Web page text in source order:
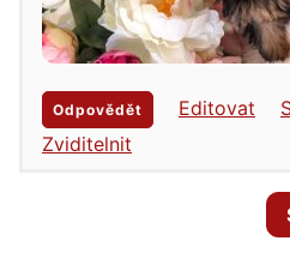
Odpovědět Editovat
Zviditelnit